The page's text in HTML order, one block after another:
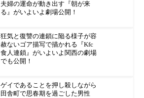
夫婦の運命が動き出す『朝が来
る』がいよいよ劇場公開！
狂気と復讐の連鎖に陥る様子が容
赦ないゴア描写で描かれる『Kfc
食人連鎖』がいよいよ関西の劇場
でも公開！
ゲイであることを押し殺しながら
田舎町で思春期を過ごした男性